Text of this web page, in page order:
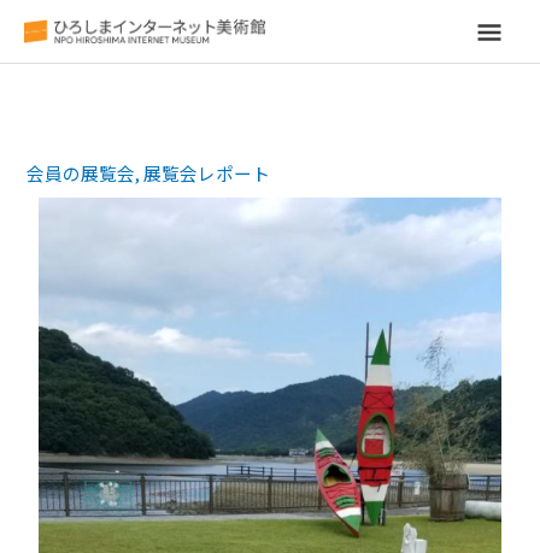
メ
メ
ニ
ュ
ー
会員の展覧会,展覧会レポート